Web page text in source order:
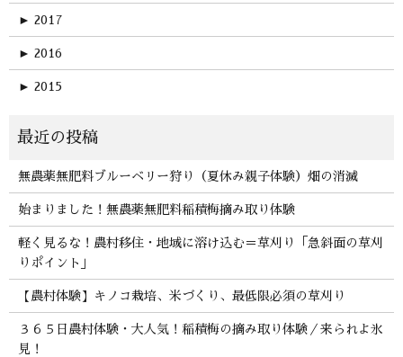
► 2017
► 2016
► 2015
無農薬無肥料ブルーベリー狩り（夏休み親子体験）畑の消滅
始まりました！無農薬無肥料稲積梅摘み取り体験
軽く見るな！農村移住・地域に溶け込む＝草刈り「急斜面の草刈
りポイント」
【農村体験】キノコ栽培、米づくり、最低限必須の草刈り
３６５日農村体験・大人気！稲積梅の摘み取り体験／来られよ氷
見！